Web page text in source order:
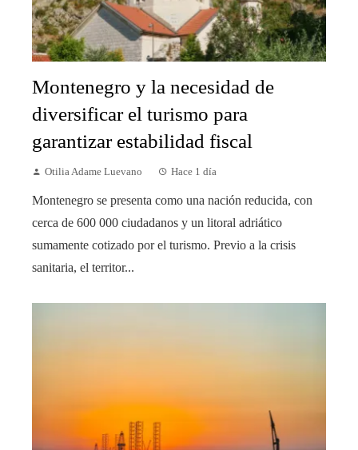
Montenegro y la necesidad de
diversificar el turismo para
garantizar estabilidad fiscal
Otilia Adame Luevano Hace 1 día
Montenegro se presenta como una nación reducida, con
cerca de 600 000 ciudadanos y un litoral adriático
sumamente cotizado por el turismo. Previo a la crisis
sanitaria, el territor...